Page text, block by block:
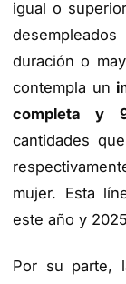
igual o
duración o
contempla un
completa y
cantidades
mujer. Esta
este año y
Por su parte,